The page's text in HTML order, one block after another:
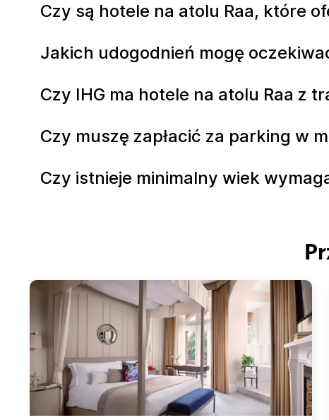
Czy są hotele na atolu Raa, które
Jakich udogodnień mogę
Czy IHG ma hotele na atolu Raa z
Czy muszę zapłacić za parking w
Czy istnieje minimalny wiek